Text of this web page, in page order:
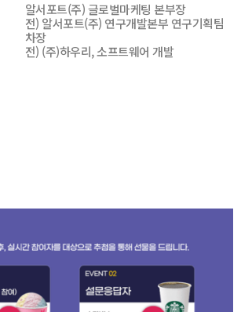
알서포트(주) 글로벌마케팅 본부장
전) 알서포트(주) 연구개발본부 연구기획팀
차장
전) (주)하우리, 소프트웨어 개발